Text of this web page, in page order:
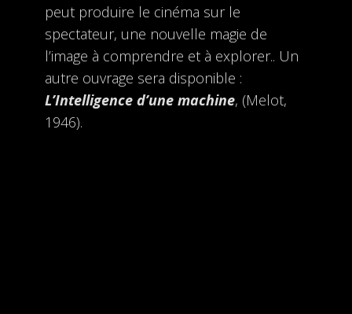
peut produire le cinéma sur le
spectateur, une nouvelle magie de
l’image à comprendre et à explorer.. Un
autre ouvrage sera disponible :
L’Intelligence d’une machine, (Melot,
1946).